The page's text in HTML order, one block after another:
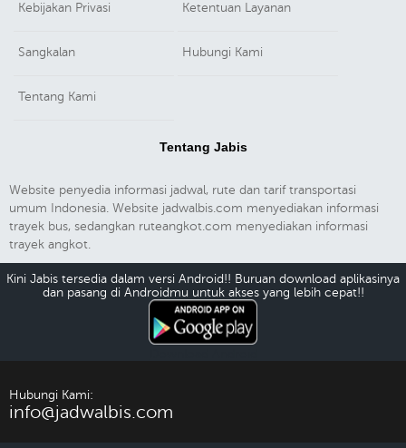
Kebijakan Privasi Ketentuan Layanan
Sangkalan Hubungi Kami
Tentang Kami
Tentang Jabis
Website penyedia informasi jadwal, rute dan tarif transportasi
umum Indonesia. Website jadwalbis.com menyediakan informasi
trayek bus, sedangkan ruteangkot.com menyediakan informasi
trayek angkot.
Kini Jabis tersedia dalam versi Android!! Buruan download aplikasinya
dan pasang di Androidmu untuk akses yang lebih cepat!!
Hubungi Kami:
info@jadwalbis.com